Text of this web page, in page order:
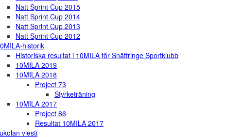
Natt Sprint Cup 2015
Natt Sprint Cup 2014
Natt Sprint Cup 2013
Natt Sprint Cup 2012
historik
Historiska resultat i 10MILA för Snättringe Sportklubb
10MILA 2019
10MILA 2018
Project 73
Styrketräning
10MILA 2017
Project 86
Resultat 10MILA 2017
viesti